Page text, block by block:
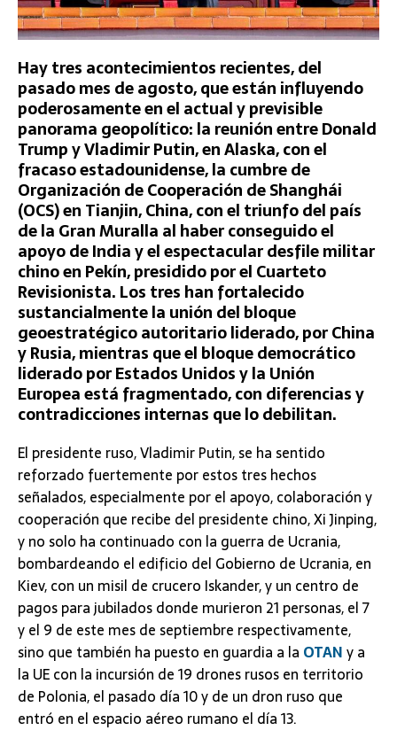
Hay tres acontecimientos recientes, del
pasado mes de agosto, que están influyendo
poderosamente en el actual y previsible
panorama geopolítico: la reunión entre Donald
Trump y Vladimir Putin, en Alaska, con el
fracaso estadounidense, la cumbre de
Organización de Cooperación de Shanghái
(OCS) en Tianjin, China, con el triunfo del país
de la Gran Muralla al haber conseguido el
apoyo de India y el espectacular desfile militar
chino en Pekín, presidido por el Cuarteto
Revisionista. Los tres han fortalecido
sustancialmente la unión del bloque
geoestratégico autoritario liderado, por China
y Rusia, mientras que el bloque democrático
liderado por Estados Unidos y la Unión
Europea está fragmentado, con diferencias y
contradicciones internas que lo debilitan.
El presidente ruso, Vladimir Putin, se ha sentido
reforzado fuertemente por estos tres hechos
señalados, especialmente por el apoyo, colaboración y
cooperación que recibe del presidente chino, Xi Jinping,
y no solo ha continuado con la guerra de Ucrania,
bombardeando el edificio del Gobierno de Ucrania, en
Kiev, con un misil de crucero Iskander, y un centro de
pagos para jubilados donde murieron 21 personas, el 7
y el 9 de este mes de septiembre respectivamente,
sino que también ha puesto en guardia a la OTANy a
la UE con la incursión de 19 drones rusos en territorio
de Polonia, el pasado día 10 y de un dron ruso que
entró en el espacio aéreo rumano el día 13.